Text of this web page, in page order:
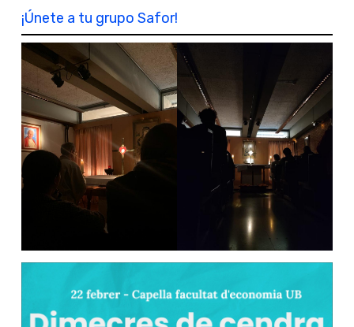
¡Únete a tu grupo Safor!